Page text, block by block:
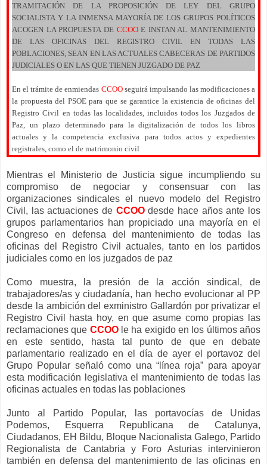
TRAMITACIÓN DE LA PROPOSICIÓN DE LEY DEL GRUPO
SOCIALISTA Y LA INMENSA MAYORÍA DE LOS GRUPOS POLÍTICOS
ACOGEN LA PROPUESTA DE CCOOE INSTAN AL MANTENIMIENTO
DE LAS OFICINAS DEL REGISTRO CIVIL EN TODAS LAS
POBLACIONES, SEAN EN LAS ACTUALES CABECERAS DE PARTIDOS
JUDICIALES O EN LAS QUE TIENEN JUZGADO DE PAZ
En el trámite de enmiendas CCOOseguirá impulsando las modificaciones a
la propuesta del PSOE para que se garantice la existencia de oficinas del
Registro Civil en todas las localidades, incluidos todos los Juzgados de
Paz, un plazo determinado para la digitalización de todos los libros
actuales y la competencia exclusiva para todos actos y expedientes
registrales, como el de matrimonio civil
Mientras el Ministerio de Justicia sigue incumpliendo su
compromiso de negociar y consensuar con las
organizaciones sindicales el nuevo modelo del Registro
Civil, las actuaciones de CCOOdesde hace años ante los
grupos parlamentarios han propiciado una mayoría en el
Congreso en defensa del mantenimiento de todas las
oficinas del Registro Civil actuales, tanto en los partidos
judiciales como en los juzgados de paz
Como muestra, la presión de la acción sindical, de
trabajadores/as y ciudadanía, han hecho evolucionar al PP
desde la ambición del exministro Gallardón por privatizar el
Registro Civil hasta hoy, en que asume como propias las
reclamaciones que CCOOle ha exigido en los últimos años
en este sentido, hasta tal punto de que en debate
parlamentario realizado en el día de ayer el portavoz del
Grupo Popular señaló como una “línea roja” para apoyar
esta modificación legislativa el mantenimiento de todas las
oficinas actuales en todas las poblaciones
Junto al Partido Popular, las portavocías de Unidas
Podemos, Esquerra Republicana de Catalunya,
Ciudadanos, EH Bildu, Bloque Nacionalista Galego, Partido
Regionalista de Cantabria y Foro Asturias intervinieron
también en defensa del mantenimiento de las oficinas en